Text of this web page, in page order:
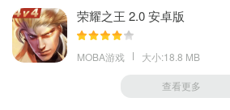
荣耀之王 2.0 安卓版
MOBA游戏 大小:18.8 MB
查看更多